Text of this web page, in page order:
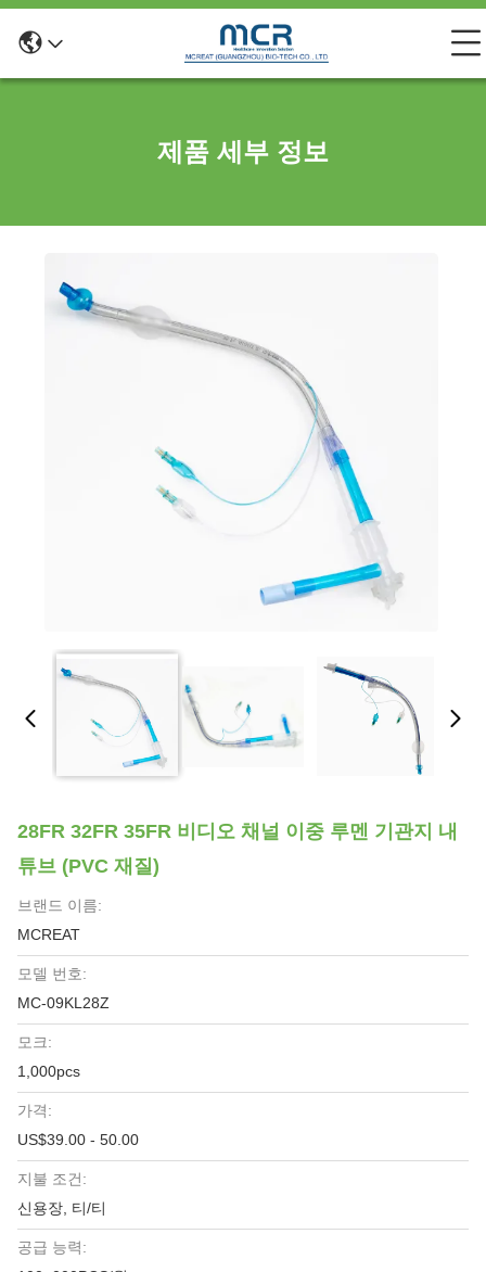
제품 세부 정보
28FR 32FR 35FR 비디오 채널 이중 루멘 기관지 내
튜브 (PVC 재질)
브랜드 이름:
MCREAT
모델 번호:
MC-09KL28Z
모크:
1,000pcs
가격:
US$39.00 - 50.00
지불 조건:
신용장, 티/티
공급 능력: